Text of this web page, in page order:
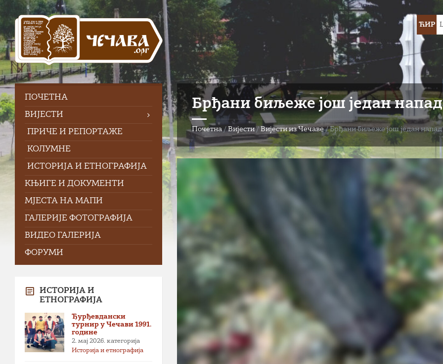
Skip
content
Skip
left
sidebar
Skip
footer
Choose
ЋИР
Брђани биљеже још један
Почетна /Вијести/Вијести из Чечаве/Брђани биљеже још један напад
ПOЧЕТНА
ВИЈЕСТИ
ПРИЧЕ И РЕПОРТАЖЕ
КОЛУМНЕ
ИСТОРИЈА И ЕТНОГРАФИЈА
КЊИГЕ И ДОКУМЕНТИ
МЈЕСТА НА МАПИ
ГАЛЕРИЈЕ ФОТОГРАФИЈА
ВИДЕО ГАЛЕРИЈА
ФОРУМИ
ИСТОРИЈА И
ЕТНОГРАФИЈА
Ђурђевдански
турнир у Чечави 1991.
године
2. мај 2026. категорија
Историја и етнографија